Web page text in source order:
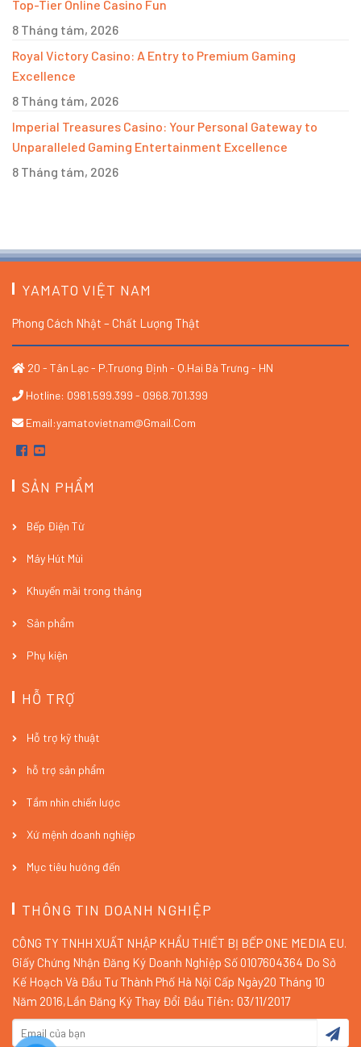
Top-Tier Online Casino Fun
8 Tháng tám, 2026
Royal Victory Casino: A Entry to Premium Gaming
Excellence
8 Tháng tám, 2026
Imperial Treasures Casino: Your Personal Gateway to
Unparalleled Gaming Entertainment Excellence
8 Tháng tám, 2026
YAMATO VIỆT NAM
Phong Cách Nhật – Chất Lượng Thật
20 - Tân Lạc - P.Trương Định - Q.Hai Bà Trưng - HN
Hotline: 0981.599.399 - 0968.701.399
Email:yamatovietnam@gmail.com
SẢN PHẨM
Bếp Điện Từ
Máy Hút Mùi
Khuyến mãi trong tháng
Sản phẩm
Phụ kiện
HỖ TRỢ
Hỗ trợ kỹ thuật
hỗ trợ sản phẩm
Tầm nhìn chiến lược
Xứ mệnh doanh nghiệp
Mục tiêu hướng đến
THÔNG TIN DOANH NGHIỆP
CÔNG TY TNHH XUẤT NHẬP KHẨU THIẾT BỊ BẾP ONE MEDIA EU.
Giấy Chứng Nhận Đăng Ký Doanh Nghiệp Số 0107604364 Do Sở
Kế Hoạch Và Đầu Tư Thành Phố Hà Nội Cấp Ngày20 Tháng 10
Năm 2016,Lần Đăng Ký Thay Đổi Đầu Tiên: 03/11/2017